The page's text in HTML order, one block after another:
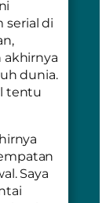
serial di
akhirnya
dunia.
tentu
Saya